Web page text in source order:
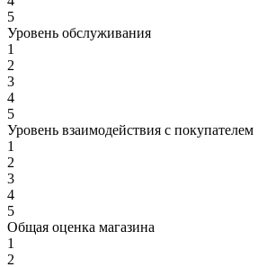
5
Уровень обслуживания
1
2
3
4
5
Уровень взаимодействия с покупателем
1
2
3
4
5
Общая оценка магазина
1
2